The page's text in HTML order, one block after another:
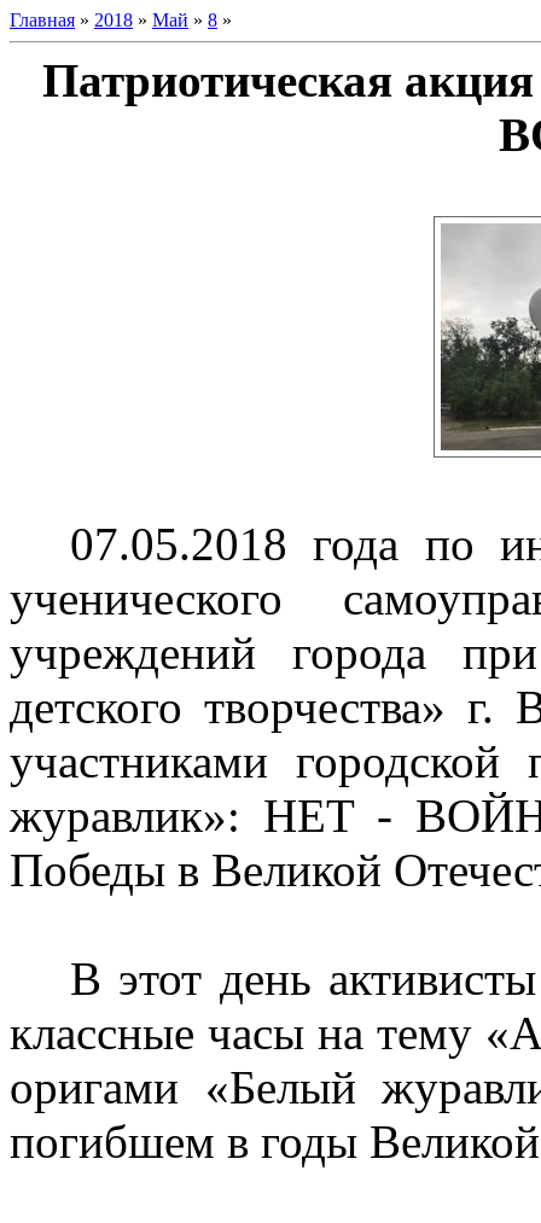
Главная » 2018 » Май » 8 »
Патриотическая
07.05.2018 года по
ученического
учреждений города
детского творчества» г.
участниками городской
журавлик»: НЕТ -
Победы в Великой
В этот день
классные часы на тему
оригами «Белый
погибшем в годы